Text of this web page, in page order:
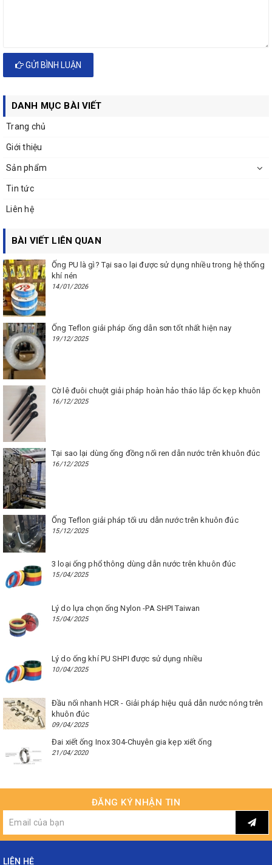
GỬI BÌNH LUẬN
DANH MỤC BÀI VIẾT
Trang chủ
Giới thiệu
Sản phẩm
Tin tức
Liên hệ
BÀI VIẾT LIÊN QUAN
Ống PU là gì? Tại sao lại được sử dụng nhiều trong hệ thống
khí nén
14/01/2026
Ống Teflon giải pháp ống dẫn sơn tốt nhất hiện nay
19/12/2025
Cờ lê đuôi chuột giải pháp hoàn hảo tháo lắp ốc kẹp khuôn
16/12/2025
Tại sao lại dùng ống đồng nối ren dẫn nước trên khuôn đúc
16/12/2025
Ống Teflon giải pháp tối ưu dẫn nước trên khuôn đúc
15/12/2025
3 loại ống phổ thông dùng dẫn nước trên khuôn đúc
15/04/2025
Lý do lựa chọn ống Nylon -PA SHPI Taiwan
15/04/2025
Lý do ống khí PU SHPI được sử dụng nhiều
10/04/2025
Đầu nối nhanh HCR - Giải pháp hiệu quả dẫn nước nóng trên
khuôn đúc
09/04/2025
Đai xiết ống Inox 304-Chuyên gia kẹp xiết ống
21/04/2020
ĐĂNG KÝ NHẬN TIN
LIÊN HỆ